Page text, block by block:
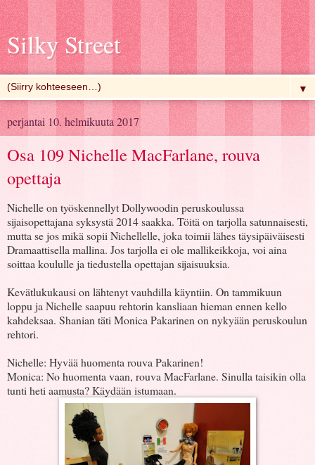
Silky Street
▼
perjantai 10. helmikuuta 2017
Osa 109 Nichelle MacFarlane, rouva
opettaja
Nichelle on työskennellyt Dollywoodin peruskoulussa
sijaisopettajana syksystä 2014 saakka. Töitä on tarjolla satunnaisesti,
mutta se jos mikä sopii Nichellelle, joka toimii lähes täysipäiväisesti
Dramaattisella mallina. Jos tarjolla ei ole mallikeikkoja, voi aina
soittaa koululle ja tiedustella opettajan sijaisuuksia.
Kevätlukukausi on lähtenyt vauhdilla käyntiin. On tammikuun
loppu ja Nichelle saapuu rehtorin kansliaan hieman ennen kello
kahdeksaa. Shanian täti Monica Pakarinen on nykyään peruskoulun
rehtori.
Nichelle: Hyvää huomenta rouva Pakarinen!
Monica: No huomenta vaan, rouva MacFarlane. Sinulla taisikin olla
tunti heti aamusta? Käydään istumaan.